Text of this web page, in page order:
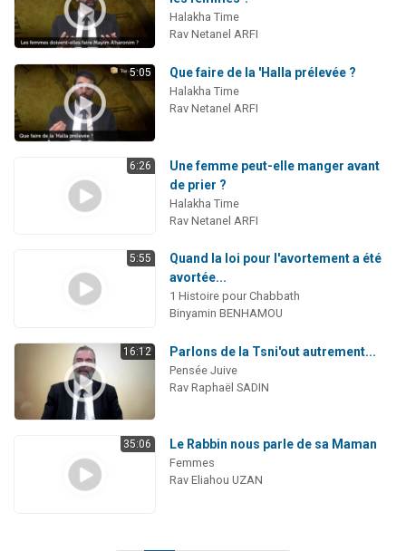
Halakha Time
Rav Netanel ARFI
5:05 Que faire de la 'Halla prélevée ?
Halakha Time
Rav Netanel ARFI
6:26
Une femme peut-elle manger avant
de prier ?
Halakha Time
Rav Netanel ARFI
5:55
Quand la loi pour l'avortement a été
avortée...
1 Histoire pour Chabbath
Binyamin BENHAMOU
16:12 Parlons de la Tsni'out autrement...
Pensée Juive
Rav Raphaël SADIN
35:06 Le Rabbin nous parle de sa Maman
Femmes
Rav Eliahou UZAN